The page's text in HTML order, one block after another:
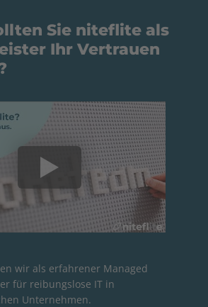
Sie niteflite als
Ihr Vertrauen
wir als erfahrener Managed
für reibungslose IT in
Unternehmen.